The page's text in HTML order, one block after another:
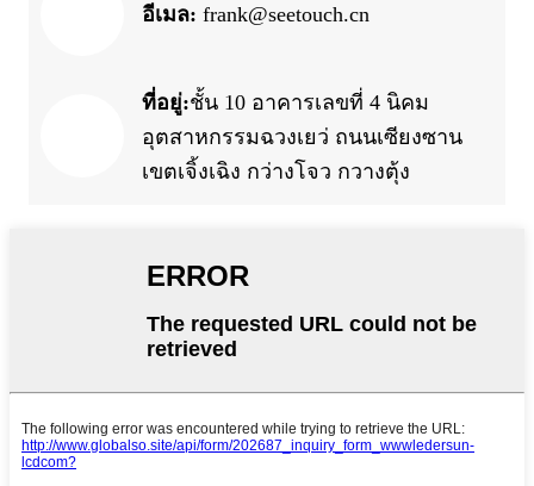
อีเมล: frank@seetouch.cn
ที่อยู่:ชั้น 10 อาคารเลขที่ 4 นิคม
อุตสาหกรรมฉวงเยว่ ถนนเซียงซาน
เขตเจิ้งเฉิง กว่างโจว กวางตุ้ง